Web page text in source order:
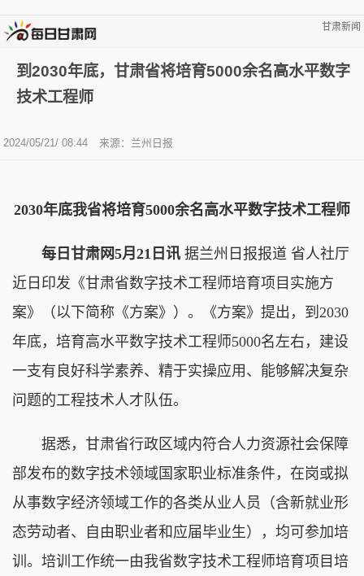
甘肃新闻
到2030年底，甘肃省将培育5000余名高水平数字
技术工程师
2024/05/21/ 08:44 来源：兰州日报
2030年底我省将培育5000余名高水平数字技术工程师
每日甘肃网5月21日讯 据兰州日报报道 省人社厅
近日印发《甘肃省数字技术工程师培育项目实施方
案》（以下简称《方案》）。《方案》提出，到2030
年底，培育高水平数字技术工程师5000名左右，建设
一支有良好科学素养、精于实操应用、能够解决复杂
问题的工程技术人才队伍。
据悉，甘肃省行政区域内符合人力资源社会保障
部发布的数字技术领域国家职业标准条件，在岗或拟
从事数字经济领域工作的各类从业人员（含新就业形
态劳动者、自由职业者和应届毕业生），均可参加培
训。培训工作统一由我省数字技术工程师培育项目培